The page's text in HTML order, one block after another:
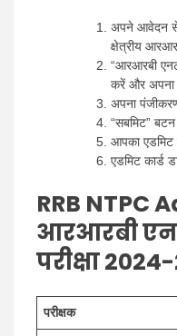
अपने आवेदन से
क्षेत्रीय
“आरआरबी
करें और अपना
अपना
“सबमिट”
आपका एडमिट
एडमिट कार्ड
RRB NTPC
आरआरबी
परीक्षा
परीक्षक